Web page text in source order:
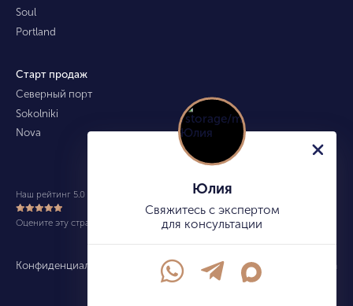
Soul
Portland
Старт продаж
Северный порт
Sokolniki
Nova
Конфиденциальность Карта сайта info@kupitekvartiru.com
Наш рейтинг 5.0 из 5 (490)
Оцените эту страницу
Юлия
Свяжитесь с экспертом
для консультации